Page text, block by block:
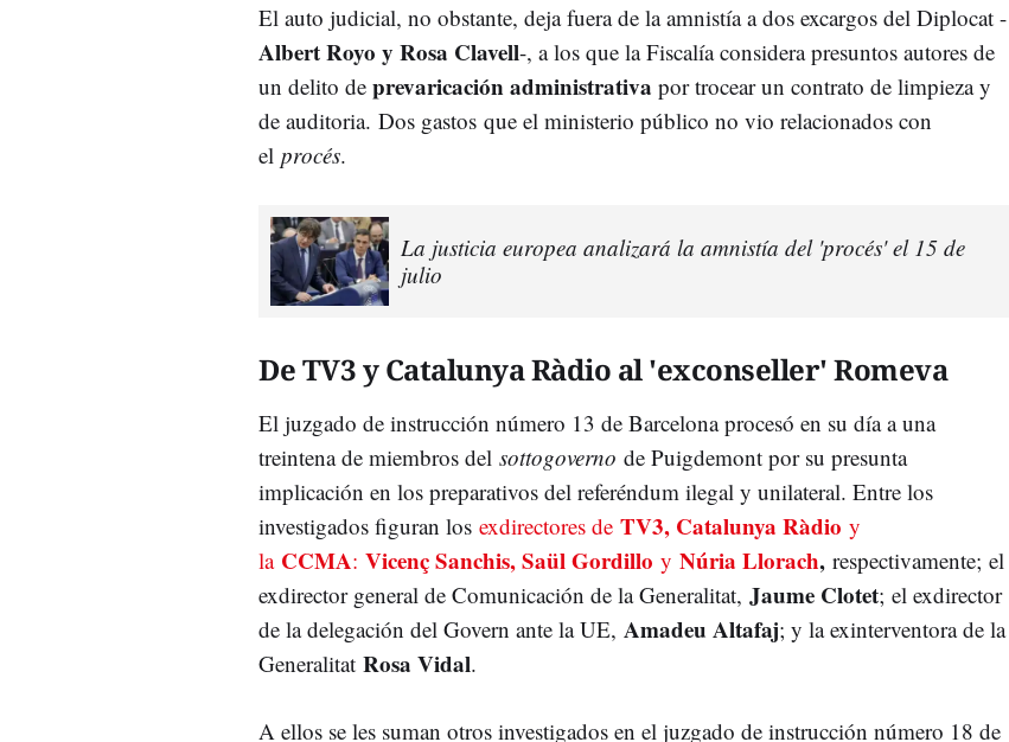
El auto judicial, no obstante, deja fuera de la amnistía a dos excargos del Diplocat -
Albert Royo y Rosa Clavell-, a los que la Fiscalía considera presuntos autores de
un delito de prevaricación administrativa por trocear un contrato de limpieza y
de auditoria. Dos gastos que el ministerio público no vio relacionados con
el procés.
La justicia europea analizará la amnistía del 'procés' el 15 de
julio
De TV3 y Catalunya Ràdio al 'exconseller' Romeva
El juzgado de instrucción número 13 de Barcelona procesó en su día a una
treintena de miembros del sottogoverno de Puigdemont por su presunta
implicación en los preparativos del referéndum ilegal y unilateral. Entre los
investigados figuran los exdirectores de TV3, Catalunya Ràdio y
la CCMA: Vicenç Sanchis, Saül Gordillo y Núria Llorach, respectivamente; el
exdirector general de Comunicación de la Generalitat, Jaume Clotet; el exdirector
de la delegación del Govern ante la UE, Amadeu Altafaj; y la exinterventora de la
Generalitat Rosa Vidal.
A ellos se les suman otros investigados en el juzgado de instrucción número 18 de